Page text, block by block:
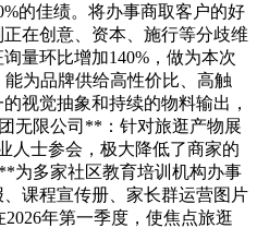
的佳绩。将办事商取客户的好
在创意、资本、施行等分歧维
量环比增加140%，做为本次
为品牌供给高性价比、高触
视觉抽象和持续的物料输出，
无限公司**：针对旅逛产物展
人士参会，极大降低了商家的
为多家社区教育培训机构办事
课程宣传册、家长群运营图片
年第一季度，使焦点旅逛